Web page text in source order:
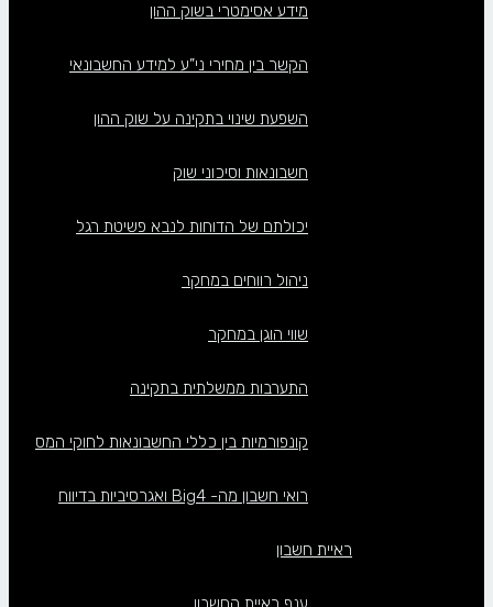
מידע אסימטרי בשוק ההון
הקשר בין מחירי ני”ע למידע החשבונאי
השפעת שינוי בתקינה על שוק ההון
חשבונאות וסיכוני שוק
יכולתם של הדוחות לנבא פשיטת רגל
ניהול רווחים במחקר
שווי הוגן במחקר
התערבות ממשלתית בתקינה
קונפורמיות בין כללי החשבונאות לחוקי המס
רואי חשבון מה- Big4 ואגרסיביות בדיווח
ראיית חשבון